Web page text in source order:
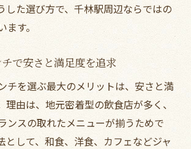
した選び方で、千林駅周辺ならではの
す。
で安さと満足度を追求
チを選ぶ最大のメリットは、安さと満
理由は、地元密着型の飲食店が多く、
ンスの取れたメニューが揃うためで
として、和食、洋食、カフェなどジャ